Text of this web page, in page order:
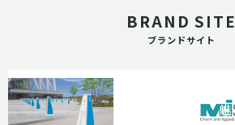
BRAND SITE
ブランドサイト